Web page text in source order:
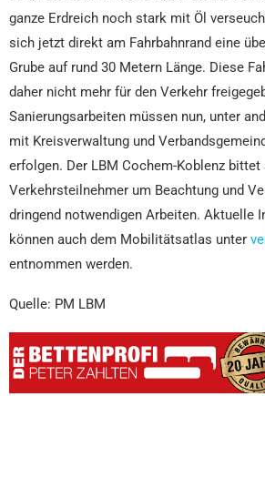
ganze Erdreich noch stark mit Öl
sich jetzt direkt am Fahrbahnrand eine
Grube auf rund 30 Metern Länge. Diese
daher nicht mehr für den Verkehr
Sanierungsarbeiten müssen nun, unter
mit Kreisverwaltung und
erfolgen. Der LBM Cochem-Koblenz bittet
Verkehrsteilnehmer um Beachtung und
dringend notwendigen Arbeiten. Aktuelle
können auch dem Mobilitätsatlas unter
entnommen werden.
Quelle: PM LBM